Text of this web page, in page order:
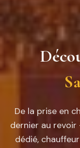
De la prise en
dernier au
dédié,